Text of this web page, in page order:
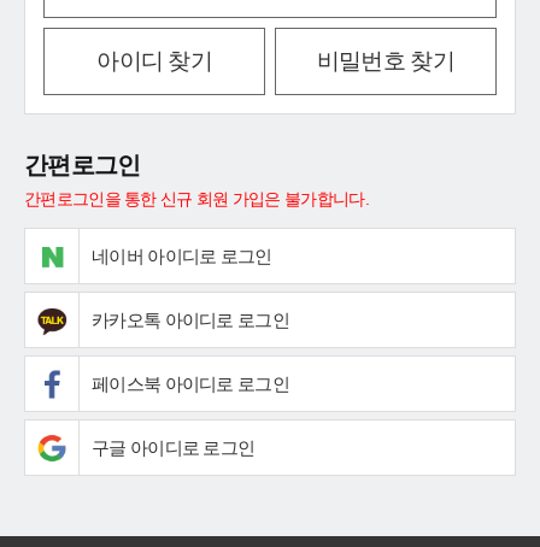
아이디 찾기 비밀번호 찾기
간편로그인
간편로그인을 통한 신규 회원 가입은 불가합니다.
네이버 아이디로 로그인
카카오톡 아이디로 로그인
페이스북 아이디로 로그인
구글 아이디로 로그인